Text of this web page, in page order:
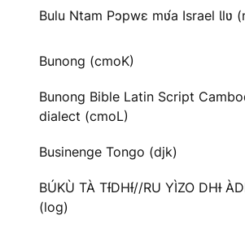
Bulu Ntam Pɔpwɛ mʋ́a Israel Ɩlʋ
Bunong (cmoK)
Bunong Bible Latin Script
dialect (cmoL)
Businenge Tongo (djk)
BÚKÙ TÀ TƗ́DHƗ́//RU YÌZO DHƗ
(log)